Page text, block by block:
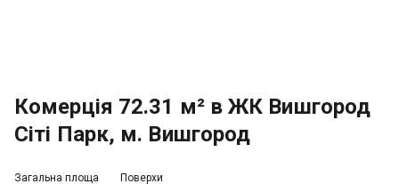
Комерція 72.31 м² в ЖК Вишгород
Сіті Парк, м. Вишгород
Загальна площа Поверхи